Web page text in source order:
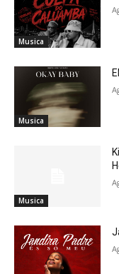
Musica
Musica
Musica